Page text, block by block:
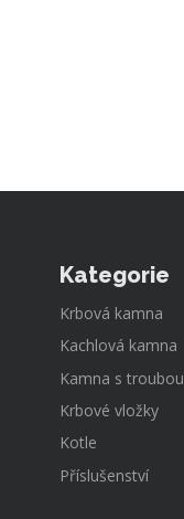
Kategorie
Krbová kamna
Kachlová kamna
Kamna s troubou
Krbové vložky
Kotle
Příslušenství